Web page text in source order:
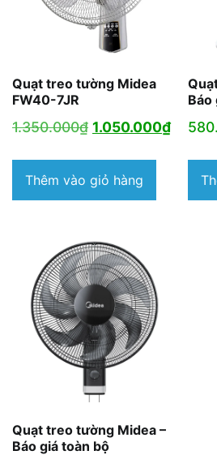
Quạt treo tường Midea
FW40-7JR
1.350.000₫ Giá
là:
1.350.000₫.
1.050.000₫Giá
Thêm vào giỏ hàng
Báo
Quạt treo tường Midea –
Báo giá toàn bộ